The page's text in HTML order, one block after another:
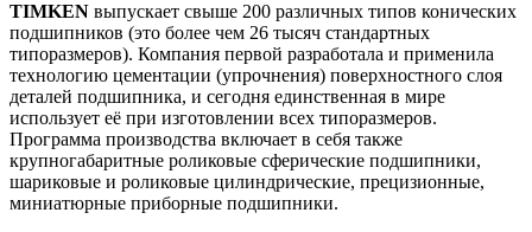
TIMKEN выпускает свыше 200 различных типов конических
подшипников (это более чем 26 тысяч стандартных
типоразмеров). Компания первой разработала и применила
технологию цементации (упрочнения) поверхностного слоя
деталей подшипника, и сегодня единственная в мире
использует её при изготовлении всех типоразмеров.
Программа производства включает в себя также
крупногабаритные роликовые сферические подшипники,
шариковые и роликовые цилиндрические, прецизионные,
миниатюрные приборные подшипники.